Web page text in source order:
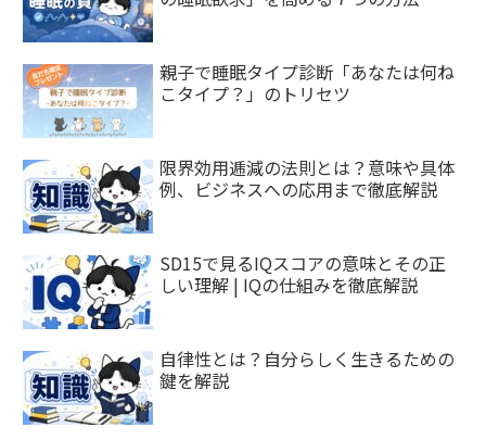
親子で睡眠タイプ診断「あなたは何ね
こタイプ？」のトリセツ
限界効用逓減の法則とは？意味や具体
例、ビジネスへの応用まで徹底解説
SD15で見るIQスコアの意味とその正
しい理解 | IQの仕組みを徹底解説
自律性とは？自分らしく生きるための
鍵を解説